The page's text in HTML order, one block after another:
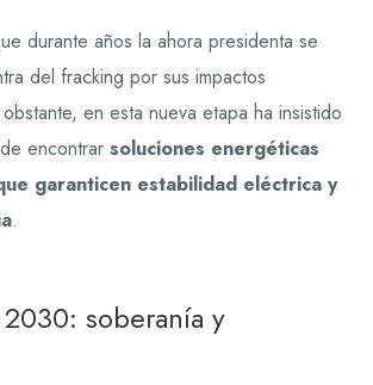
durante años la ahora presidenta se
del fracking por sus impactos
en esta nueva etapa ha insistido
encontrarsoluciones energéticas
garanticen estabilidad eléctrica y
.
soberanía y